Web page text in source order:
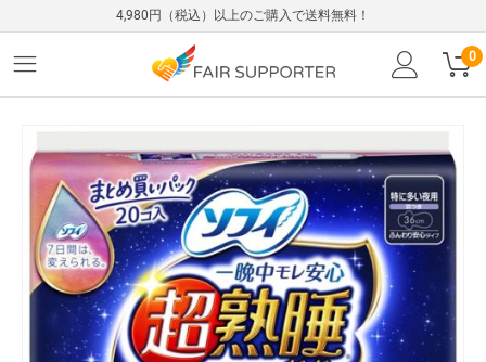
4,980円（税込）以上のご購入で送料無料！
0